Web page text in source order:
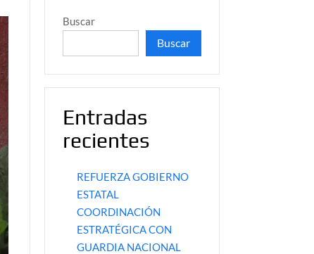
Buscar
Buscar
Entradas
recientes
REFUERZA GOBIERNO
ESTATAL
COORDINACIÓN
ESTRATÉGICA CON
GUARDIA NACIONAL